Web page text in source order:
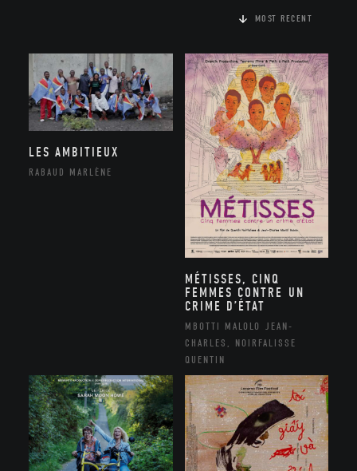
MOST RECENT
LES AMBITIEUX
RABAUD MARLÈNE
MÉTISSES, CINQ
FEMMES CONTRE UN
CRIME D’ÉTAT
MBOTTI MALOLO JEAN-
CHARLES, NOIRFALISSE
QUENTIN